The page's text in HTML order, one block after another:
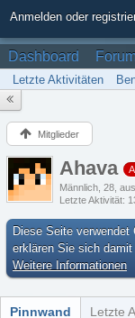
Anmelden oder
Dashboard
Letzte Aktivitäten
Mitglieder
Ahava
Männlich 28
Letzte Aktivität
Diese Seite
erklären Sie sich
Weitere Informationen
Pinnwand Letzte